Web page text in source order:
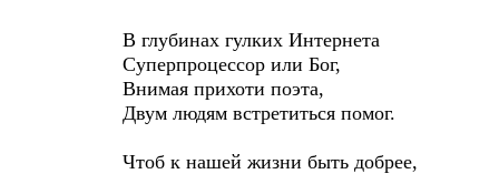
В глубинах гулких Интернета
Суперпроцессор или Бог,
Внимая прихоти поэта,
Двум людям встретиться помог.
Чтоб к нашей жизни быть добрее,